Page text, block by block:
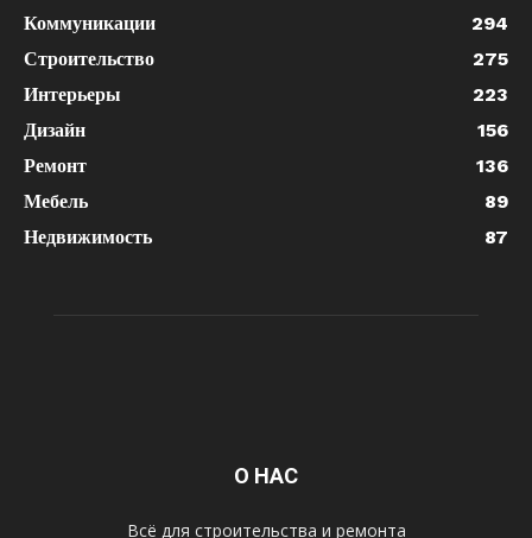
Коммуникации
294
Строительство
275
Интерьеры
223
Дизайн
156
Ремонт
136
Мебель
89
Недвижимость
87
О НАС
Всё для строительства и ремонта